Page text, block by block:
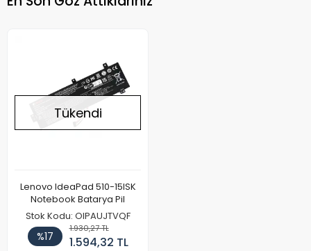
Tükendi
Lenovo IdeaPad 510-15ISK
Notebook Batarya Pil
Stok Kodu: OIPAUJTVQF
%17
1.930,27 TL
1.594,32 TL